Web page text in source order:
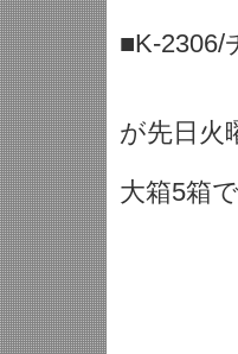
■K-2306/
が先日火
大箱5箱